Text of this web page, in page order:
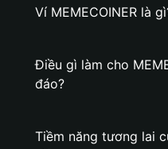
Ví MEMECOINER là
Điều gì làm cho
đáo?
Tiềm năng tương lai